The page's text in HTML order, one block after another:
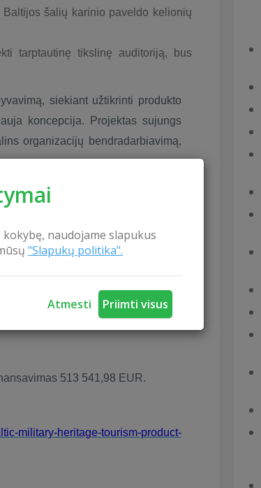
naudojame slapukus
"Slapukų politika".
Atmesti Priimti visus
šalių karinio paveldo kelionių
tarptautinę tikslinę auditoriją, bus
siekiant užtikrinti produkto
koncepcija. Projektas sujungs
organizacijų bendradarbiavimą,
513 541,98 EUR.
military-heritage-tourism-product-